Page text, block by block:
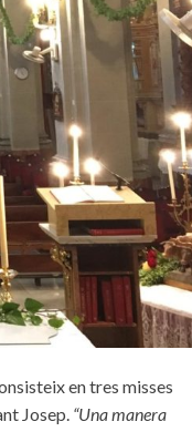
en tres misses
Josep. “Una manera